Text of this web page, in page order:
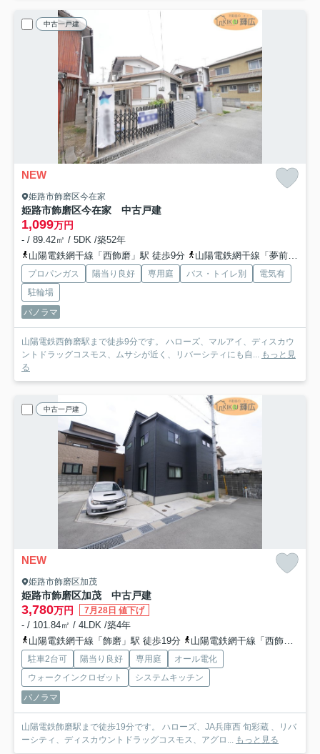
中古一戸建
NEW
姫路市飾磨区今在家
姫路市飾磨区今在家 中古戸建
1,099万円
- / 89.42㎡ / 5DK /築52年
山陽電鉄網干線「西飾磨」駅 徒歩9分
山陽電鉄網干線「夢前川」駅 徒歩24分
プロパンガス 陽当り良好 専用庭 バス・トイレ別
電気有
駐輪場
パノラマ
山陽電鉄西飾磨駅まで徒歩9分です。 ハローズ、マルアイ、ディスカウ
ントドラッグコスモス、ムサシが近く、リバーシティにも自... もっと見
る
中古一戸建
NEW
姫路市飾磨区加茂
姫路市飾磨区加茂 中古戸建
3,780万円 7月28日 値下げ
- / 101.84㎡ / 4LDK /築4年
山陽電鉄網干線「飾磨」駅 徒歩19分
山陽電鉄網干線「西飾磨」駅 徒歩15分
駐車2台可 陽当り良好 専用庭
オール電化
ウォークインクロゼット
システムキッチン
パノラマ
山陽電鉄飾磨駅まで徒歩19分です。 ハローズ、JA兵庫西 旬彩蔵 、リバ
ーシティ、ディスカウントドラッグコスモス、アグロ... もっと見る